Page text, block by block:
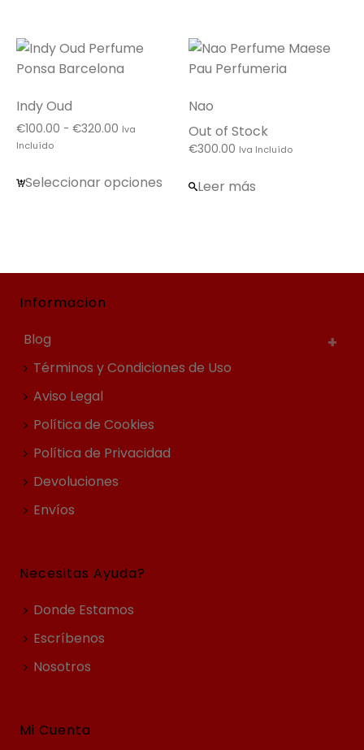
Indy Oud
€100.00 - €320.00 Rango
desde
Iva
Incluído
Seleccionar opciones
Nao
Out of Stock
€300.00 Iva Incluído
Leer más
Informacion
Blog
Términos y Condiciones de Uso
Aviso Legal
Política de Cookies
Política de Privacidad
Devoluciones
Envíos
Necesitas Ayuda?
Donde Estamos
Escríbenos
Nosotros
Mi Cuenta